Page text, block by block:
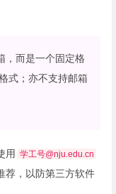
，而是一个固定格
式；亦不支持邮箱
用 学工号@nju.edu.cn
荐，以防第三方软件